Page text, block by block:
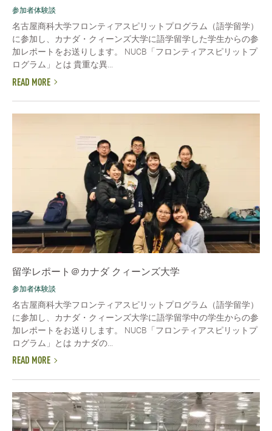
参加者体験談
名古屋商科大学フロンティアスピリットプログラム（語学留学）
に参加し、カナダ・クィーンズ大学に語学留学した学生からの参
加レポートをお送りします。 NUCB「フロンティアスピリットプ
ログラム」とは 貴重な異...
READ MORE
留学レポート＠カナダ クィーンズ大学
参加者体験談
名古屋商科大学フロンティアスピリットプログラム（語学留学）
に参加し、カナダ・クィーンズ大学に語学留学中の学生からの参
加レポートをお送りします。 NUCB「フロンティアスピリットプ
ログラム」とは カナダの...
READ MORE